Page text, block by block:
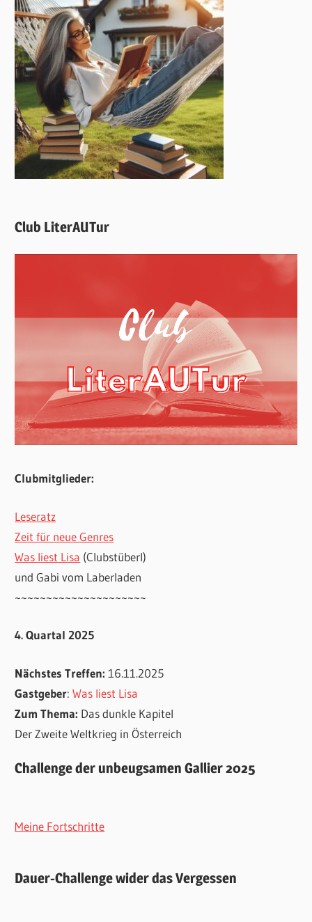
Club LiterAUTur
Clubmitglieder:
Leseratz
Zeit für neue Genres
Was liest Lisa (Clubstüberl)
und Gabi vom Laberladen
~~~~~~~~~~~~~~~~~~~~~
4. Quartal 2025
Nächstes Treffen:16.11.2025
Gastgeber:Was liest Lisa
Zum Thema: Das dunkle Kapitel
Der Zweite Weltkrieg in Österreich
Challenge der unbeugsamen Gallier 2025
Meine Fortschritte
Dauer-Challenge wider das Vergessen